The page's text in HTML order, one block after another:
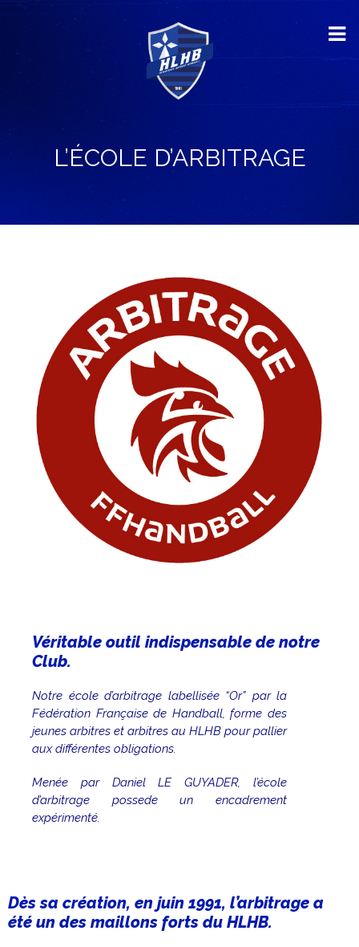
L’ÉCOLE D’ARBITRAGE
Véritable outil indispensable de notre
Club.
Notre école d’arbitrage labellisée “Or” par la
Fédération Française de Handball, forme des
jeunes arbitres et arbitres au HLHB pour pallier
aux différentes obligations.
Menée par Daniel LE GUYADER, l’école
d’arbitrage possede un encadrement
expérimenté.
Dès sa création, en juin 1991, l’arbitrage a
été un des maillons forts du HLHB.